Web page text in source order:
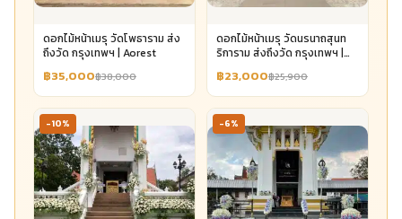
ดอกไม้หน้าเมรุ วัดโพธาราม ส่ง
ถึงวัด กรุงเทพฯ | Aorest
฿35,000฿38,000
ดอกไม้หน้าเมรุ วัดนรนาถสุนท
ริการาม ส่งถึงวัด กรุงเทพฯ |
฿23,000฿25,900
-10% -6%